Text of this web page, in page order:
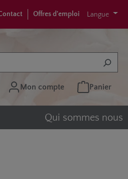
Offres d'emploi Langue
Mon compte Panier
Qui sommes nous